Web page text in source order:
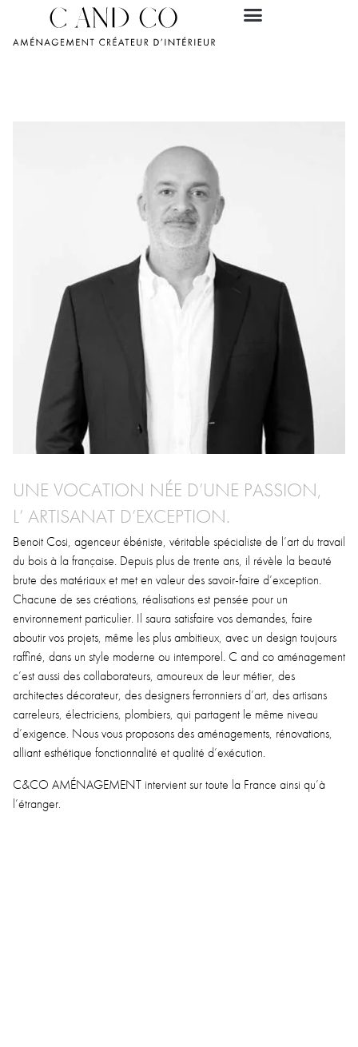
UNE VOCATION NÉE D’UNE PASSION,
L’ ARTISANAT D’EXCEPTION.
Benoit Cosi, agenceur ébéniste, véritable spécialiste de l’art du travail
du bois à la française. Depuis plus de trente ans, il révèle la beauté
brute des matériaux et met en valeur des savoir-faire d’exception.
Chacune de ses créations, réalisations est pensée pour un
environnement particulier. Il saura satisfaire vos demandes, faire
aboutir vos projets, même les plus ambitieux, avec un design toujours
raffiné, dans un style moderne ou intemporel. C and co aménagement
c’est aussi des collaborateurs, amoureux de leur métier, des
architectes décorateur, des designers ferronniers d’art, des artisans
carreleurs, électriciens, plombiers, qui partagent le même niveau
d’exigence. Nous vous proposons des aménagements, rénovations,
alliant esthétique fonctionnalité et qualité d’exécution.
C&CO AMÉNAGEMENT intervient sur toute la France ainsi qu’à
l’étranger.